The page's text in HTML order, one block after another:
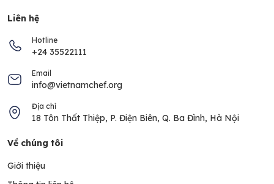
Liên hệ
Hotline
+24 35522111
Email
info@vietnamchef.org
Địa chỉ
18 Tôn Thất Thiệp, P. Điện Biên, Q. Ba Đình, Hà Nội
Về chúng tôi
Giới thiệu